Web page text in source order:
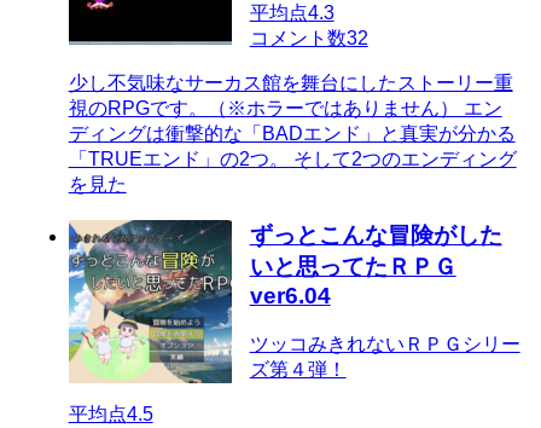
平均点4.3
コメント数32
少し不気味なサーカス館を舞台にしたストーリー重
視のRPGです。（※ホラーではありません） エン
ディングは衝撃的な「BADエンド」と真実が分かる
「TRUEエンド」の2つ。 そして2つのエンディング
を見た
ずっとこんな冒険がした
いと思ってたＲＰＧ
ver6.04
ツッコみきれないＲＰＧシリー
ズ第４弾！
平均点4.5